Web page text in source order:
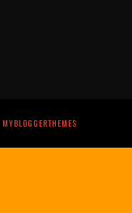
MYBLOGGERTHEMES